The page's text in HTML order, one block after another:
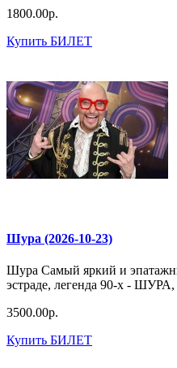
1800.00р.
Купить БИЛЕТ
Шура (2026-10-23)
Шура Самый яркий и
эстраде, легенда 90-х -
3500.00р.
Купить БИЛЕТ